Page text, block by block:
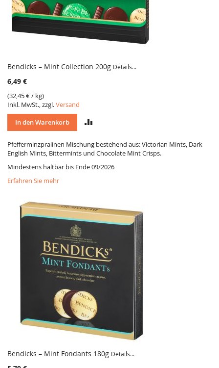
Bendicks – Mint Collection 200g Details...
6,49 €
(32,45 €/ kg)
Inkl. MwSt., zzgl.Versand
In den Warenkorb
VERGLEICH
Pfefferminzpralinen Mischung bestehend aus: Victorian Mints, Dark
English Mints, Bittermints und Chocolate Mint Crisps.
Mindestens haltbar bis Ende 09/2026
Erfahren Sie mehr
Bendicks – Mint Fondants 180g Details...